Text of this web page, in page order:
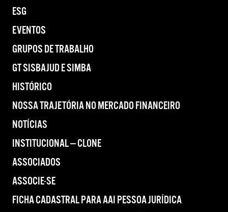
ESG
EVENTOS
GRUPOS DE TRABALHO
GT SISBAJUD E SIMBA
HISTÓRICO
NOSSA TRAJETÓRIA NO MERCADO FINANCEIRO
NOTÍCIAS
INSTITUCIONAL — CLONE
ASSOCIADOS
ASSOCIE-SE
FICHA CADASTRAL PARA AAI PESSOA JURÍDICA